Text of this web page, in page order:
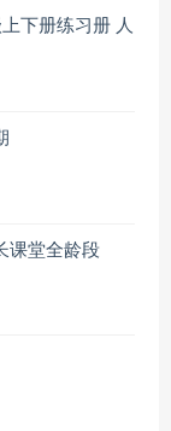
下册练习册 人
课堂全龄段